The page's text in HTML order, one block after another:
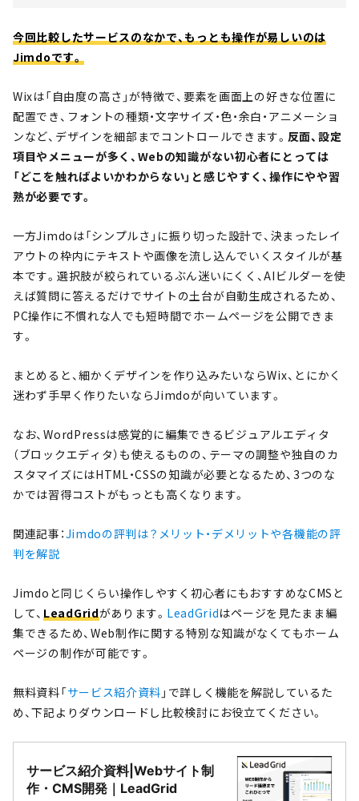
今回比較したサービスのなかで、もっとも操作が易しいのは
Jimdoです。
Wixは「自由度の高さ」が特徴で、要素を画面上の好きな位置に
配置でき、フォントの種類・文字サイズ・色・余白・アニメーショ
ンなど、デザインを細部までコントロールできます。 反面、設定
項目やメニューが多く、Webの知識がない初心者にとっては
「どこを触ればよいかわからない」と感じやすく、操作にやや習
熟が必要です。
一方Jimdoは「シンプルさ」に振り切った設計で、決まったレイ
アウトの枠内にテキストや画像を流し込んでいくスタイルが基
本です。選択肢が絞られているぶん迷いにくく、AIビルダーを使
えば質問に答えるだけでサイトの土台が自動生成されるため、
PC操作に不慣れな人でも短時間でホームページを公開できま
す。
まとめると、細かくデザインを作り込みたいならWix、とにかく
迷わず手早く作りたいならJimdoが向いています。
なお、WordPressは感覚的に編集できるビジュアルエディタ
（ブロックエディタ）も使えるものの、テーマの調整や独自のカ
スタマイズにはHTML・CSSの知識が必要となるため、3つのな
かでは習得コストがもっとも高くなります。
関連記事：Jimdoの評判は？メリット・デメリットや各機能の評
判を解説
Jimdoと同じくらい操作しやすく初心者にもおすすめなCMSと
して、LeadGridがあります。 LeadGridはページを見たまま編
集できるため、Web制作に関する特別な知識がなくてもホーム
ページの制作が可能です。
無料資料「サービス紹介資料 」で詳しく機能を解説しているた
め、下記よりダウンロードし比較検討にお役立てください。
サービス紹介資料|Webサイト制
作・CMS開発｜LeadGrid